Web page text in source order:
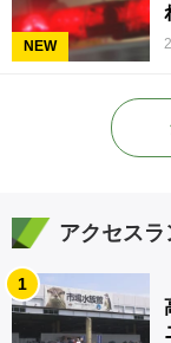
NEW
アクセス
1